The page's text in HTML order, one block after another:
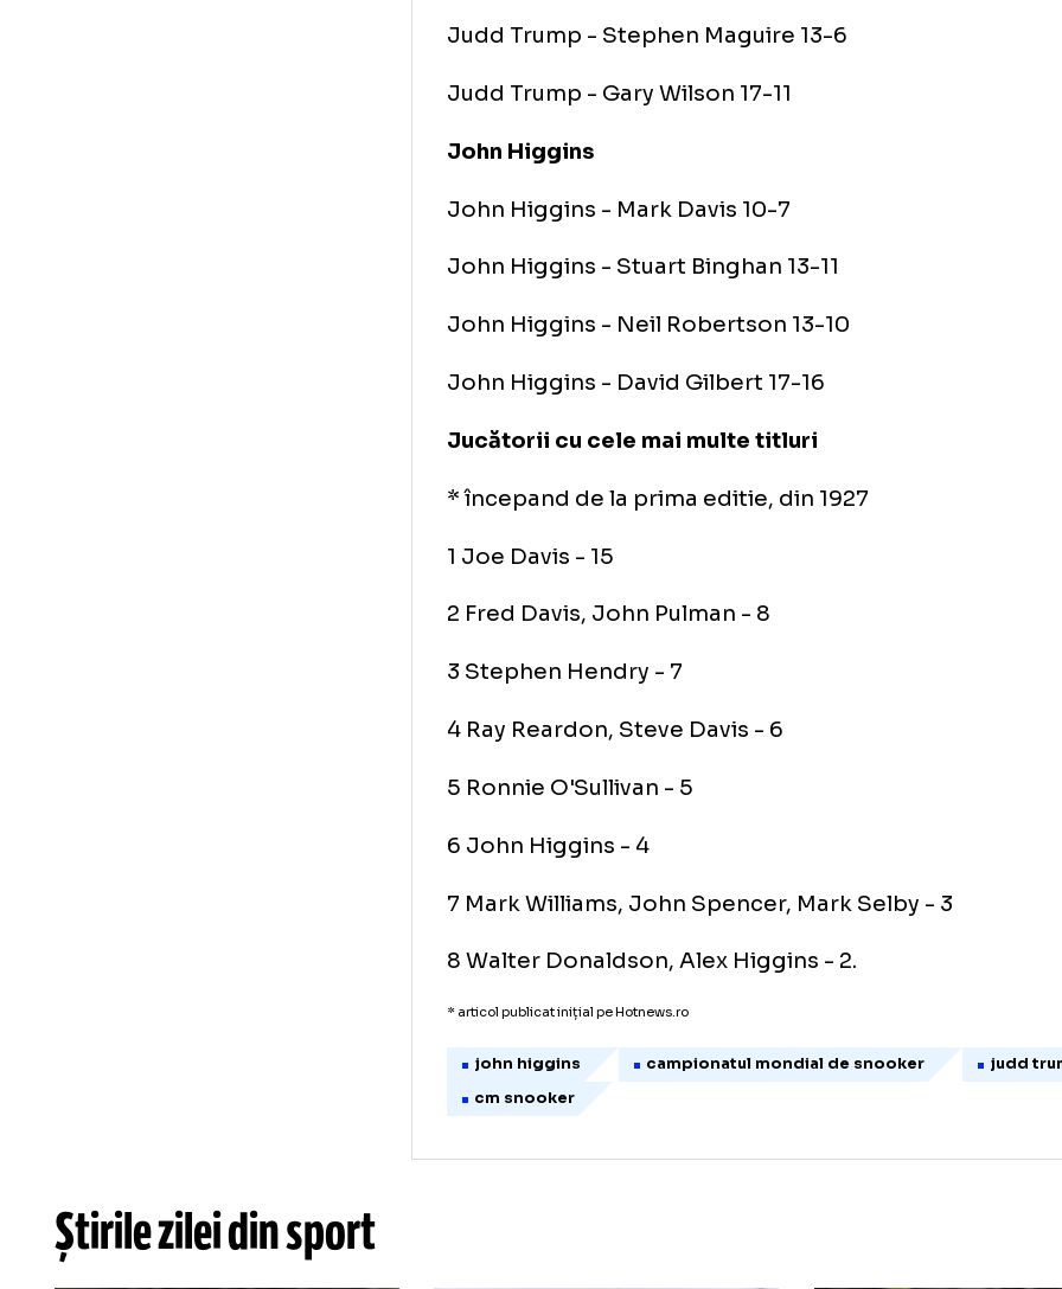
Judd Trump
Judd Trump - Thepchaiya Un-Nooh 10-9
Judd Trump - Ding Junhui 13-9
Judd Trump - Stephen Maguire 13-6
Judd Trump - Gary Wilson 17-11
John Higgins
Jucătorii cu cele mai multe titluri
* începand de la prima editie, din 1927
1 Joe Davis - 15
2 Fred Davis, John Pulman - 8
3 Stephen Hendry - 7
4 Ray Reardon, Steve Davis - 6
5 Ronnie O'Sullivan - 5